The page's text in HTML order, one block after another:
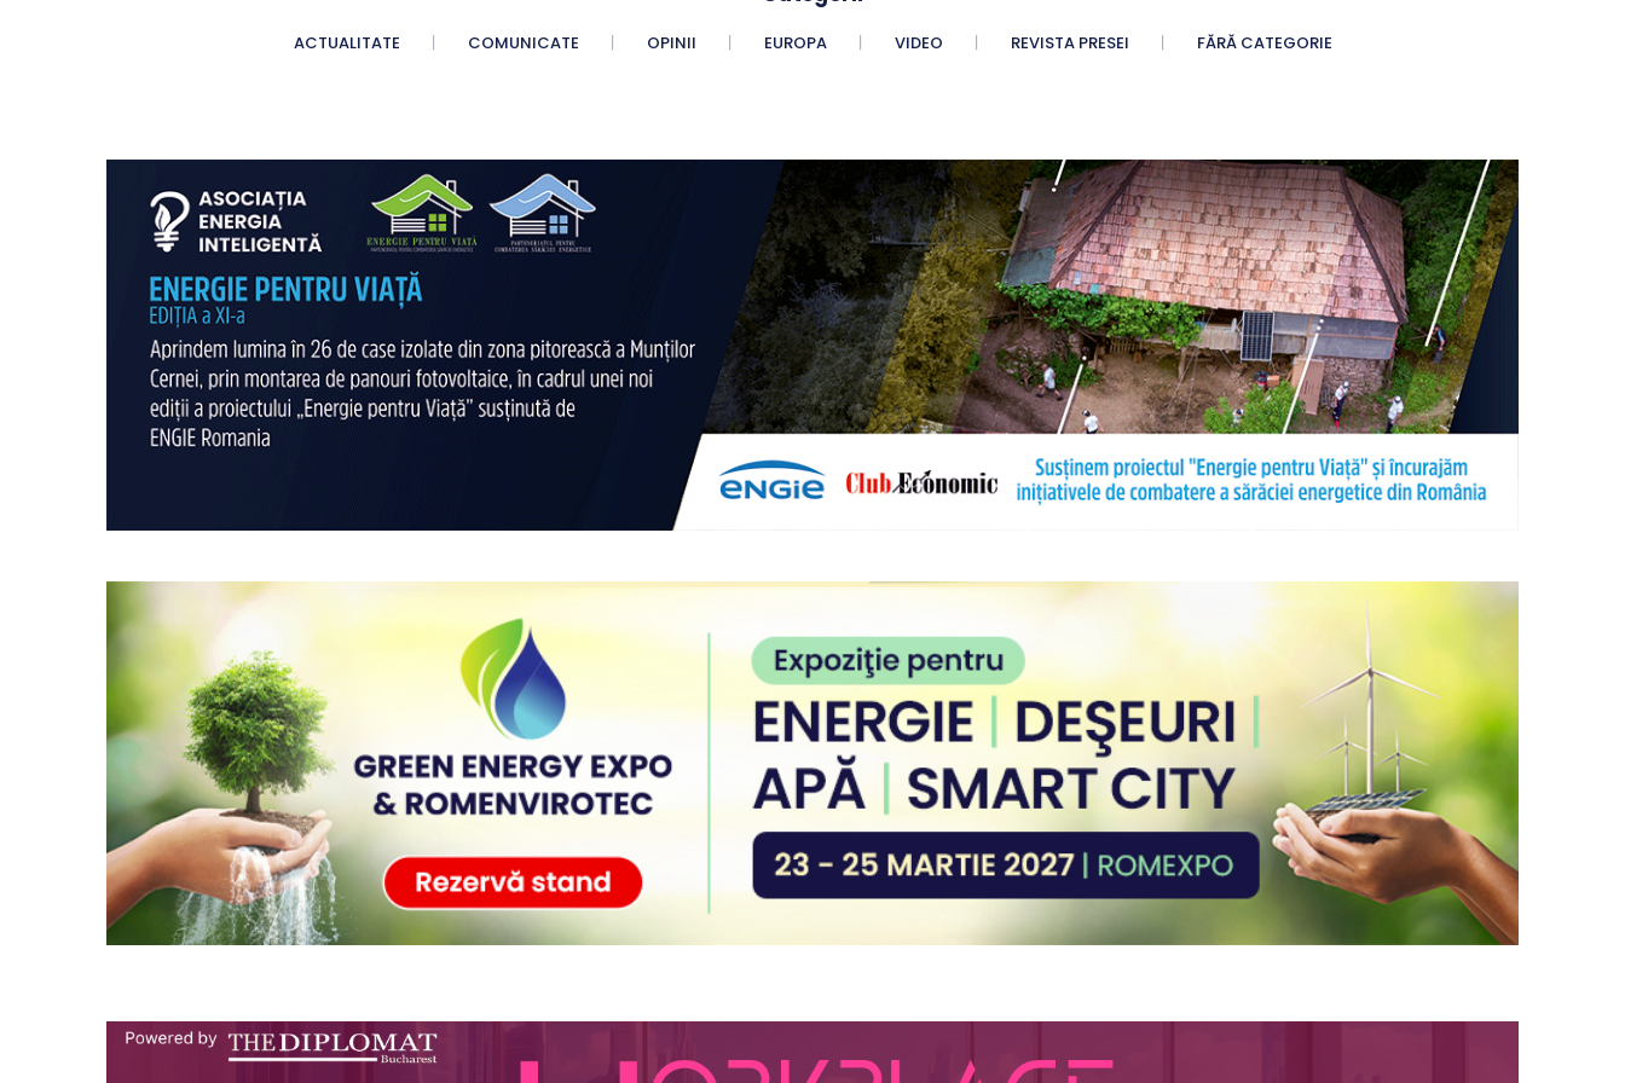
ACTUALITATE COMUNICATE OPINII EUROPA VIDEO REVISTA PRESEI FĂRĂ CATEGORIE